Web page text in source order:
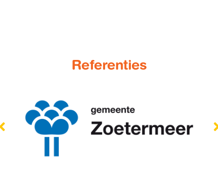
Referenties